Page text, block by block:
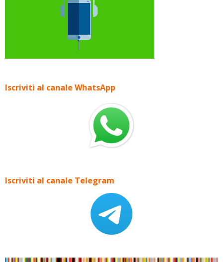
Iscriviti al canale WhatsApp
Iscriviti al canale Telegram